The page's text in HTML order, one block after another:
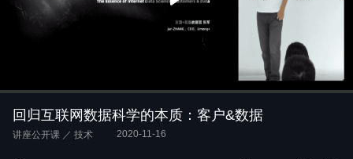
回归互联网数据科学的本质：客户&数据
讲座公开课 ／ 技术 2020-11-16